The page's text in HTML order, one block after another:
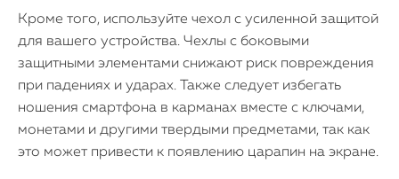
Кроме того, используйте чехол с усиленной защитой
для вашего устройства. Чехлы с боковыми
защитными элементами снижают риск повреждения
при падениях и ударах. Также следует избегать
ношения смартфона в карманах вместе с ключами,
монетами и другими твердыми предметами, так как
это может привести к появлению царапин на экране.